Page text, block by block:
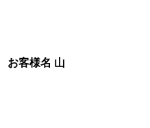
お客様名 山